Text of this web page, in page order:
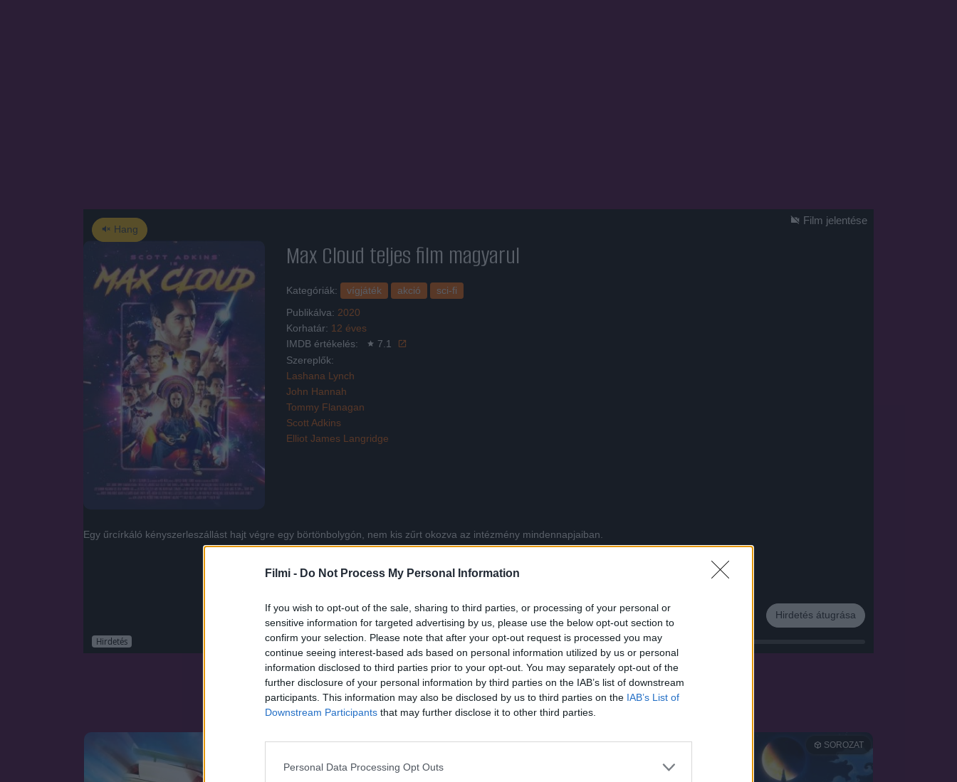
Filmi - Do Not Process My Personal Information
If you wish to opt-out of the sale, sharing to third parties, or processing of your personal or
sensitive information for targeted advertising by us, please use the below opt-out section to
confirm your selection. Please note that after your opt-out request is processed you may
continue seeing interest-based ads based on personal information utilized by us or personal
information disclosed to third parties prior to your opt-out. You may separately opt-out of the
further disclosure of your personal information by third parties on the IAB’s list of downstream
participants. This information may also be disclosed by us to third parties on the IAB’s List of
Downstream Participants that may further disclose it to other third parties.
Personal Data Processing Opt Outs
Hang
Hirdetés
Hirdetés átugrása
Film jelentése
Max Cloud teljes film magyarul
Kategóriák: vígjáték akció
sci-fi
Publikálva: 2020
Korhatár: 12 éves
IMDB értékelés:
7.1
Szereplők:
Lashana Lynch
John Hannah
Tommy Flanagan
Scott Adkins
Elliot James Langridge
Egy űrcírkáló kényszerleszállást hajt végre egy börtönbolygón, nem kis zűrt okozva az intézmény mindennapjaiban.
Hasonló teljes filmek magyarul
SOROZAT